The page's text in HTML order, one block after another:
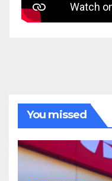
You missed